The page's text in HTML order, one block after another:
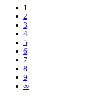
1
2
3
4
5
6
7
8
9
∞